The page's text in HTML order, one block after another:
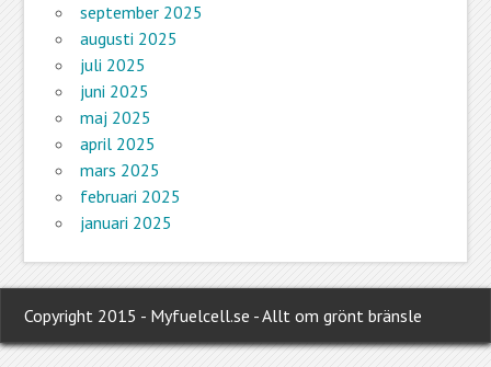
september 2025
augusti 2025
juli 2025
juni 2025
maj 2025
april 2025
mars 2025
februari 2025
januari 2025
Copyright 2015 - Myfuelcell.se - Allt om grönt bränsle